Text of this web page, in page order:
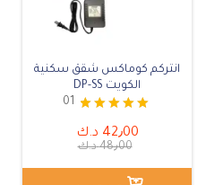
انتركم كوماكس شقق سكنية
الكويت DP-SS
تم التقييم
5.00
من 5
01
42٫00 د.ك
48٫00 د.ك